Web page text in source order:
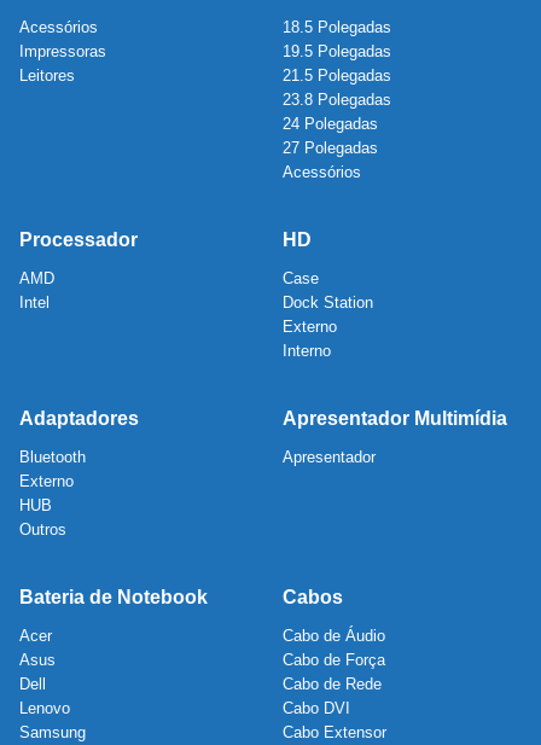
Acessórios
Impressoras
Leitores
18.5 Polegadas
19.5 Polegadas
21.5 Polegadas
23.8 Polegadas
24 Polegadas
27 Polegadas
Acessórios
Processador
AMD
Intel
HD
Case
Dock Station
Externo
Interno
Adaptadores
Bluetooth
Externo
HUB
Outros
Apresentador Multimídia
Apresentador
Bateria de Notebook
Acer
Asus
Dell
Lenovo
Samsung
Cabos
Cabo de Áudio
Cabo de Força
Cabo de Rede
Cabo DVI
Cabo Extensor